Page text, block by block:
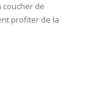
coucher de
profiter de la